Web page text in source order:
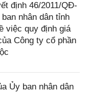
định 46/2011/QĐ-
nhân dân tỉnh
việc quy định giá
Công ty cổ phần
Ủy ban nhân dân